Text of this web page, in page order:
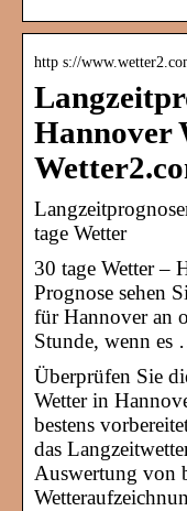
http s://
Hannover
tage Wetter
30 tage Wetter –
Prognose sehen
für Hannover an
Stunde, wenn es
Überprüfen Sie
Wetter in
bestens
das
Auswertung von